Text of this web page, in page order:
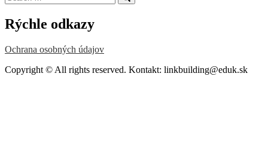
for:
Rýchle odkazy
Ochrana osobných údajov
Copyright © All rights reserved. Kontakt: linkbuilding@eduk.sk